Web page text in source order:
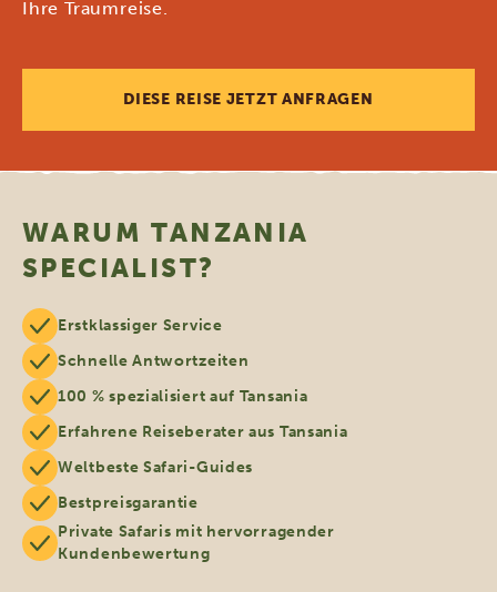
Ihre Traumreise.
DIESE REISE JETZT ANFRAGEN
WARUM TANZANIA
SPECIALIST?
Erstklassiger Service
Schnelle Antwortzeiten
100 % spezialisiert auf Tansania
Erfahrene Reiseberater aus Tansania
Weltbeste Safari-Guides
Bestpreisgarantie
Private Safaris mit hervorragender
Kundenbewertung